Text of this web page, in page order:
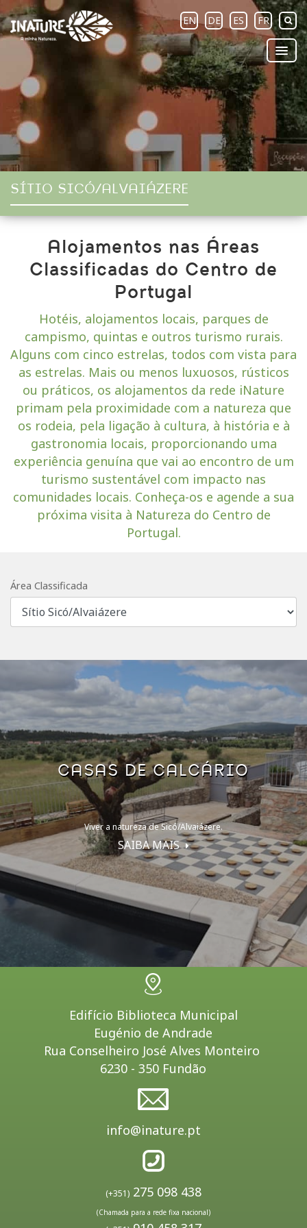
EN DE ES FR
SÍTIO SICÓ/ALVAIÁZERE
Alojamentos nas Áreas
Classificadas do Centro de
Portugal
Hotéis, alojamentos locais, parques de
campismo, quintas e outros turismo rurais.
Alguns com cinco estrelas, todos com vista para
as estrelas. Mais ou menos luxuosos, rústicos
ou práticos, os alojamentos da rede iNature
primam pela proximidade com a natureza que
os rodeia, pela ligação à cultura, à história e à
gastronomia locais, proporcionando uma
experiência genuína que vai ao encontro de um
turismo sustentável com impacto nas
comunidades locais. Conheça-os e agende a sua
próxima visita à Natureza do Centro de
Portugal.
Área Classificada
CASAS DE CALCÁRIO
Viver a natureza de Sicó/Alvaiázere.
SAIBA MAIS
Edifício Biblioteca Municipal
Eugénio de Andrade
Rua Conselheiro José Alves Monteiro
6230 - 350 Fundão
info@inature.pt
(+351) 275 098 438
(Chamada para a rede fixa nacional)